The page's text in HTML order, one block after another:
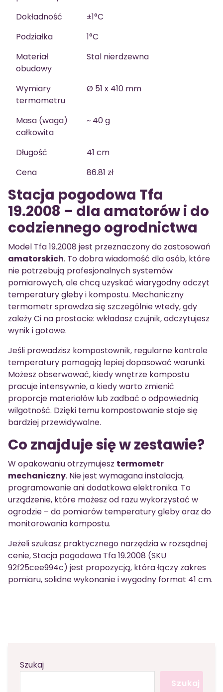
Dokładność
±1°C
Podziałka
1°C
Materiał
obudowy
Stal nierdzewna
Wymiary
termometru
Ø 51 x 410 mm
Masa (waga)
całkowita
~ 40 g
Długość
41 cm
Cena
86.81 zł
Stacja pogodowa Tfa
19.2008 – dla amatorów i do
codziennego ogrodnictwa
Model Tfa 19.2008 jest przeznaczony do zastosowań
amatorskich. To dobra wiadomość dla osób, które
nie potrzebują profesjonalnych systemów
pomiarowych, ale chcą uzyskać wiarygodny odczyt
temperatury gleby i kompostu. Mechaniczny
termometr sprawdza się szczególnie wtedy, gdy
zależy Ci na prostocie: wkładasz czujnik, odczytujesz
wynik i gotowe.
Jeśli prowadzisz kompostownik, regularne kontrole
temperatury pomagają lepiej dopasować warunki.
Możesz obserwować, kiedy wnętrze kompostu
pracuje intensywnie, a kiedy warto zmienić
proporcje materiałów lub zadbać o odpowiednią
wilgotność. Dzięki temu kompostowanie staje się
bardziej przewidywalne.
Co znajduje się w zestawie?
W opakowaniu otrzymujesz termometr
mechaniczny. Nie jest wymagana instalacja,
programowanie ani dodatkowa elektronika. To
urządzenie, które możesz od razu wykorzystać w
ogrodzie – do pomiarów temperatury gleby oraz do
monitorowania kompostu.
Jeżeli szukasz praktycznego narzędzia w rozsądnej
cenie, Stacja pogodowa Tfa 19.2008 (SKU
92f25cee994c) jest propozycją, która łączy zakres
pomiaru, solidne wykonanie i wygodny format 41 cm.
Szukaj
Szukaj